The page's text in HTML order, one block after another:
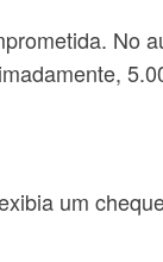
No
um